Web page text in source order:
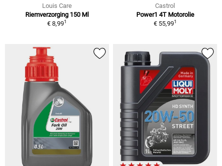
Louis Care
Riemverzorging 150 Ml
€ 8,991
Castrol
Power1 4T Motorolie
€ 55,991